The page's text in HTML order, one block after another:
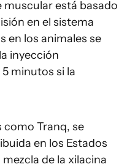
muscular está basado
en el sistema
en los animales se
inyección
minutos si la
como Tranq, se
en los Estados
de la xilacina